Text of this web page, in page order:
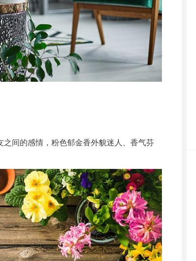
间的感情，粉色郁金香外貌迷人、香气芬